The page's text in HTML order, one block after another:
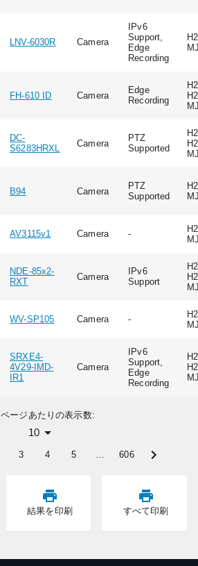
結果を印刷 すべて印刷
LNV-6030R Camera
IPv6
Support,
Edge
Recording
FH-610 ID Camera
Edge
Recording
DC-
S6283HRXL
Camera
PTZ
Supported
B94 Camera
PTZ
Supported
AV3115v1 Camera -
NDE-85x2-
RXT
Camera
IPv6
Support
WV-SP105 Camera -
SRXE4-
4V29-IMD-
IR1
Camera
IPv6
Support,
Edge
Recording
ページあたりの表示数:
10
3 4 5 … 606